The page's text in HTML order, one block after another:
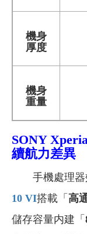
機身
厚度
機身
重量
SONY
續航力差異
手機處理器
10 VI搭載「 高
儲存容量内建「